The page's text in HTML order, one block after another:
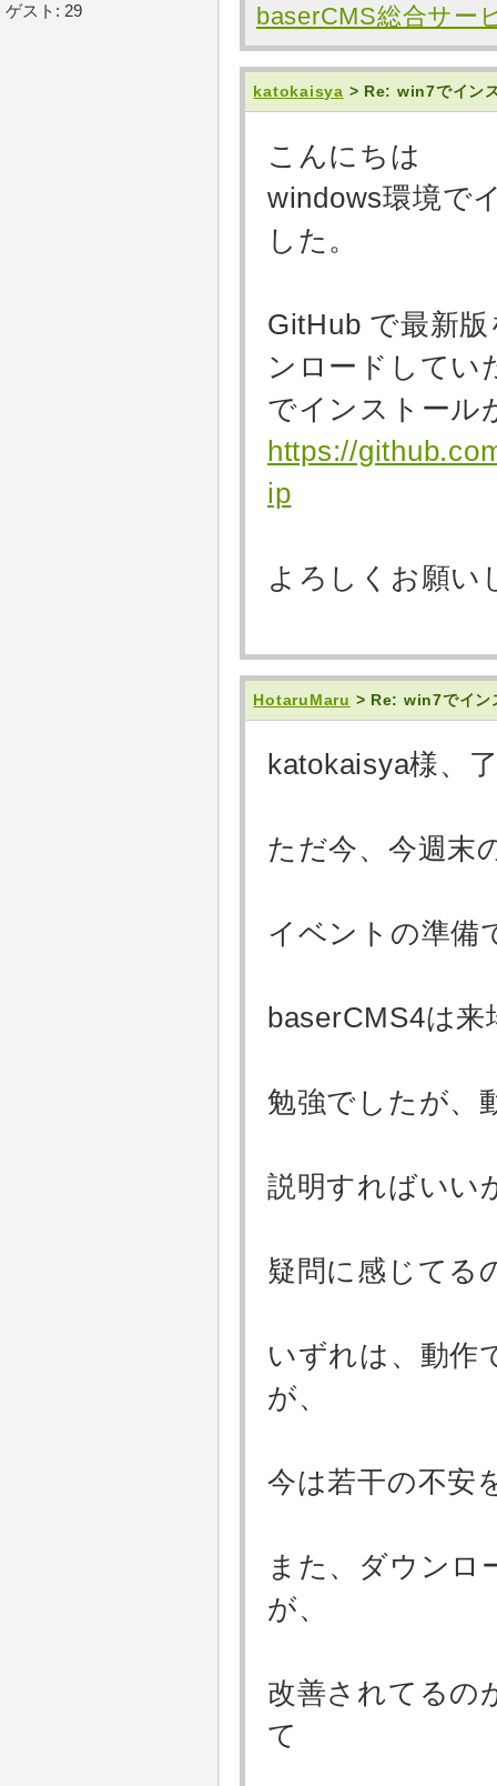
baserCMS総合サー
katokaisya > Re: win7でイン
こんにちは
windows環境で
した。
GitHub で最新
ンロードしてい
でインストール
https://
ip
よろしくお願い
HotaruMaru > Re: win7でイン
katokaisya様、
ただ今、今週末
イベントの準備
baserCMS4は
勉強でしたが、
説明すればいい
疑問に感じてる
いずれは、動作
が、
今は若干の不安
また、ダウンロ
が、
改善されてるの
て
ゲスト: 29